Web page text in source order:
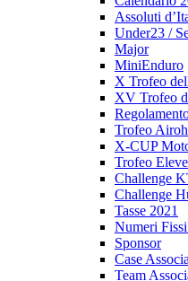
Assoluti
Under23 /
Major
MiniEnduro
X Trofeo
XV Trofeo
Trofeo
X-CUP
Trofeo
Challenge
Challenge
Tasse 2021
Numeri Fissi
Sponsor
Case
Team